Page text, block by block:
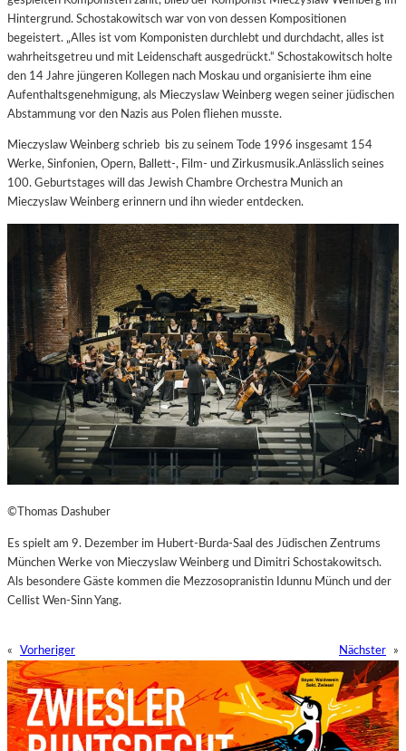
Hintergrund. Schostakowitsch war von von dessen Kompositionen
begeistert. „Alles ist vom Komponisten durchlebt und durchdacht, alles ist
wahrheitsgetreu und mit Leidenschaft ausgedrückt.“ Schostakowitsch holte
den 14 Jahre jüngeren Kollegen nach Moskau und organisierte ihm eine
Aufenthaltsgenehmigung, als Mieczyslaw Weinberg wegen seiner jüdischen
Abstammung vor den Nazis aus Polen fliehen musste.
Mieczyslaw Weinberg schrieb bis zu seinem Tode 1996 insgesamt 154
Werke, Sinfonien, Opern, Ballett-, Film- und Zirkusmusik.Anlässlich seines
100. Geburtstages will das Jewish Chambre Orchestra Munich an
Mieczyslaw Weinberg erinnern und ihn wieder entdecken.
©Thomas Dashuber
Es spielt am 9. Dezember im Hubert-Burda-Saal des Jüdischen Zentrums
München Werke von Mieczyslaw Weinberg und Dimitri Schostakowitsch.
Als besondere Gäste kommen die Mezzosopranistin Idunnu Münch und der
Cellist Wen-Sinn Yang.
« Vorheriger Nächster »